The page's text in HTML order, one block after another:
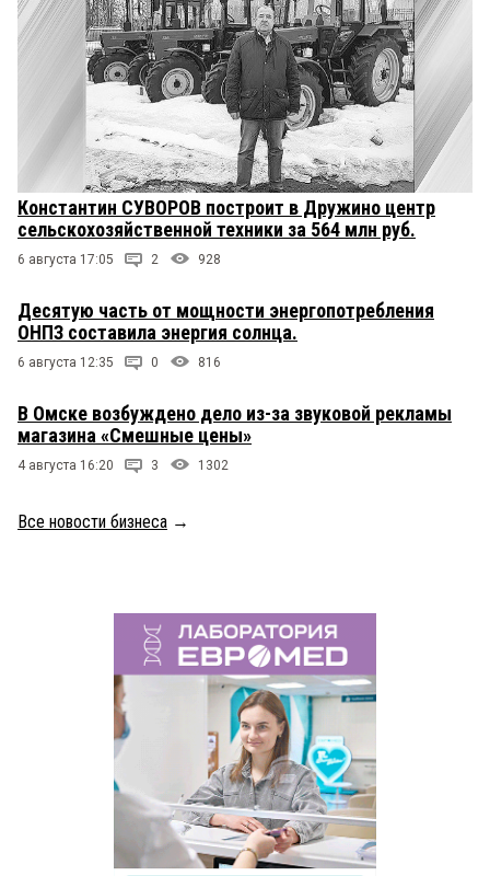
Константин СУВОРОВ построит в Дружино центр
сельскохозяйственной техники за 564 млн руб.
6 августа 17:05 2 928
Десятую часть от мощности энергопотребления
ОНПЗ составила энергия солнца.
6 августа 12:35 0 816
В Омске возбуждено дело из-за звуковой рекламы
магазина «Смешные цены»
4 августа 16:20 3 1302
Все новости бизнеса →